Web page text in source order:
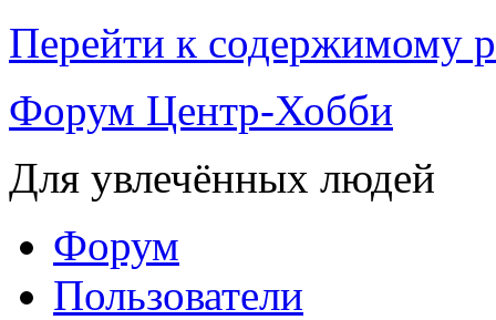
Перейти к содержимому
Форум Центр-Хобби
Для увлечённых людей
Форум
Пользователи